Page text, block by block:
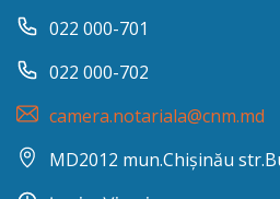
022 000-701
022 000-702
camera.notariala@cnm.md
MD2012 mun.Chișinău